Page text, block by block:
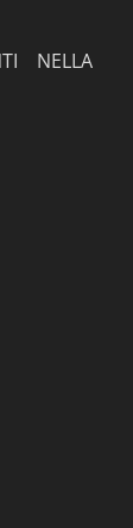
NELLA